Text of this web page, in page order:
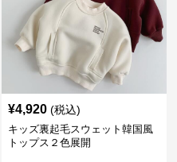
¥4,920 (税込)
キッズ裏起毛スウェット韓国風
トップス２色展開